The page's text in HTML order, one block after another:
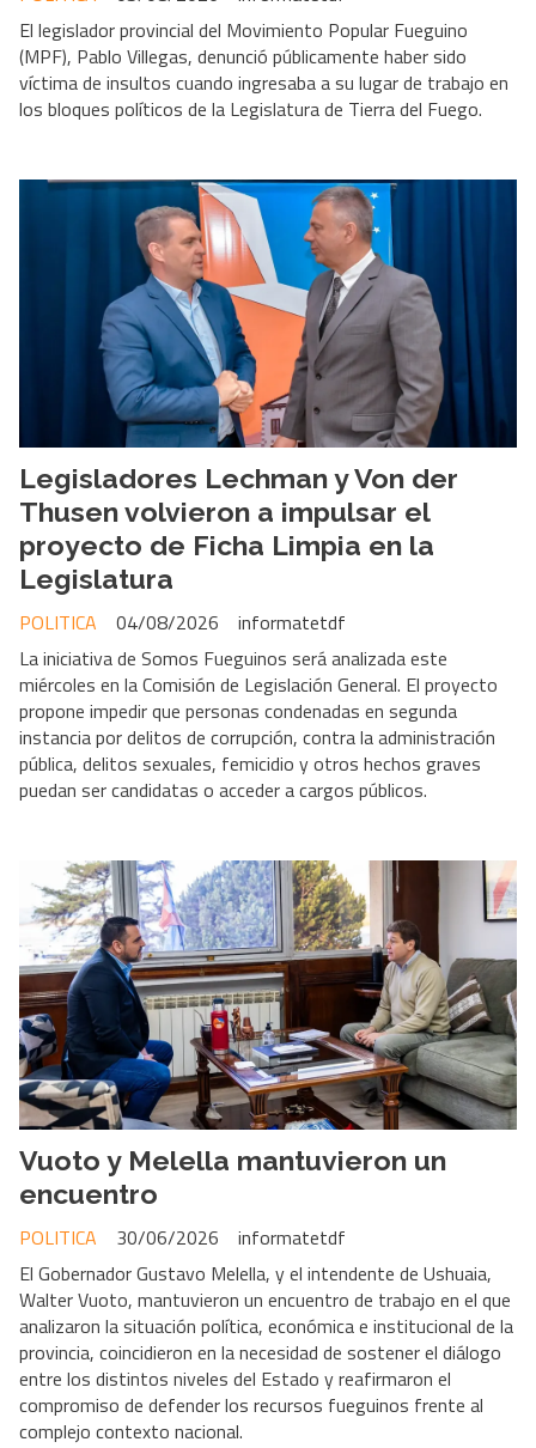
El legislador provincial del Movimiento Popular Fueguino
(MPF), Pablo Villegas, denunció públicamente haber sido
víctima de insultos cuando ingresaba a su lugar de trabajo en
los bloques políticos de la Legislatura de Tierra del Fuego.
Legisladores Lechman y Von der
Thusen volvieron a impulsar el
proyecto de Ficha Limpia en la
Legislatura
informatetdf
POLITICA
04/08/2026
La iniciativa de Somos Fueguinos será analizada este
miércoles en la Comisión de Legislación General. El proyecto
propone impedir que personas condenadas en segunda
instancia por delitos de corrupción, contra la administración
pública, delitos sexuales, femicidio y otros hechos graves
puedan ser candidatas o acceder a cargos públicos.
Vuoto y Melella mantuvieron un
encuentro
informatetdf
POLITICA
30/06/2026
El Gobernador Gustavo Melella, y el intendente de Ushuaia,
Walter Vuoto, mantuvieron un encuentro de trabajo en el que
analizaron la situación política, económica e institucional de la
provincia, coincidieron en la necesidad de sostener el diálogo
entre los distintos niveles del Estado y reafirmaron el
compromiso de defender los recursos fueguinos frente al
complejo contexto nacional.